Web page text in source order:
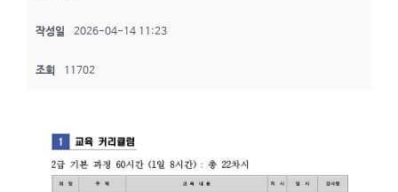
작성일 2026-04-14 11:23
조회 11702